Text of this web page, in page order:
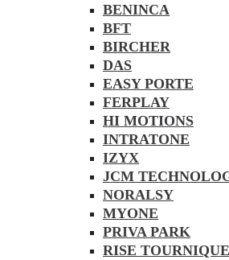
BENINCA
BFT
BIRCHER
DAS
EASY PORTE
FERPLAY
HI MOTIONS
INTRATONE
IZYX
JCM
NORALSY
MYONE
PRIVA PARK
RISE